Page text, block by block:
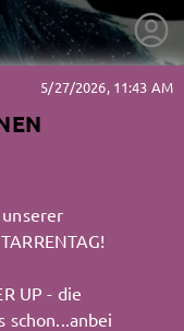
5/27/2026, 11:43 AM
UP - die
schon...anbei